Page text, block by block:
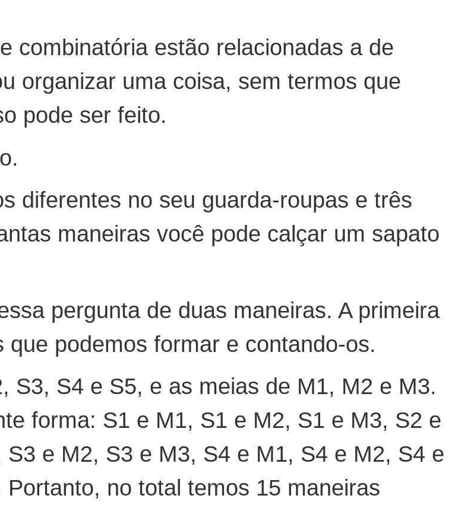
combinatória estão relacionadas a de
organizar uma coisa, sem termos que
pode ser feito.
diferentes no seu guarda-roupas e três
maneiras você pode calçar um sapato
pergunta de duas maneiras. A primeira
podemos formar e contando-os.
S3, S4 e S5, e as meias de M1, M2 e M3.
forma: S1 e M1, S1 e M2, S1 e M3, S2 e
e M2, S3 e M3, S4 e M1, S4 e M2, S4 e
no total temos 15 maneiras